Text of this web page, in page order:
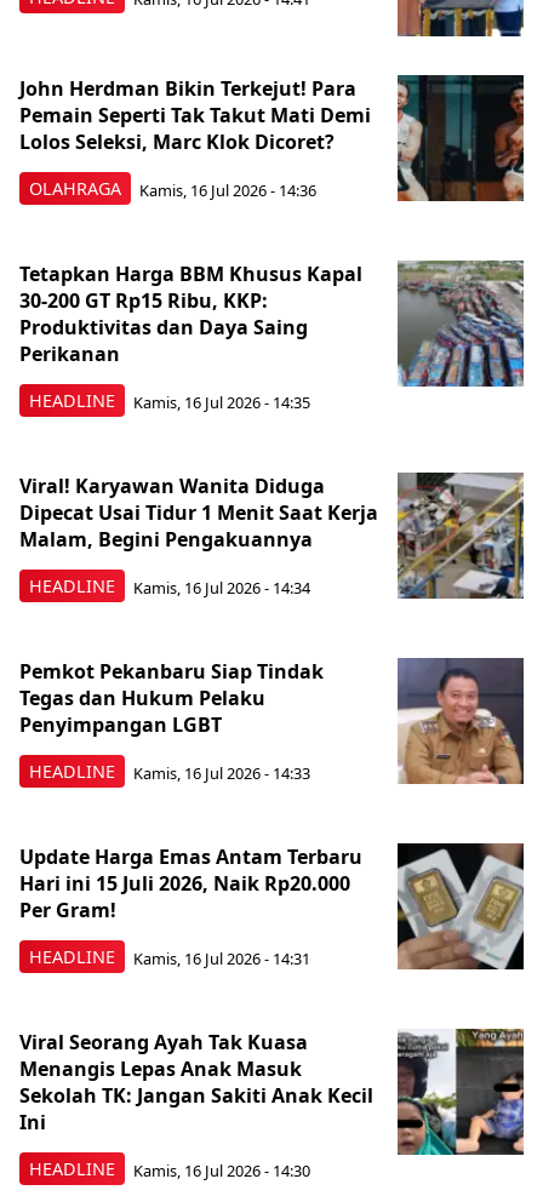
OLAHRAGA
John Herdman Bikin Terkejut! Para
Pemain Seperti Tak Takut Mati Demi
Lolos Seleksi, Marc Klok Dicoret?
Kamis, 16 Jul 2026 - 14:36
HEADLINE
Tetapkan Harga BBM Khusus Kapal
30-200 GT Rp15 Ribu, KKP:
Produktivitas dan Daya Saing
Perikanan
Kamis, 16 Jul 2026 - 14:35
HEADLINE
Viral! Karyawan Wanita Diduga
Dipecat Usai Tidur 1 Menit Saat Kerja
Malam, Begini Pengakuannya
Kamis, 16 Jul 2026 - 14:34
HEADLINE
Pemkot Pekanbaru Siap Tindak
Tegas dan Hukum Pelaku
Penyimpangan LGBT
Kamis, 16 Jul 2026 - 14:33
HEADLINE
Update Harga Emas Antam Terbaru
Hari ini 15 Juli 2026, Naik Rp20.000
Per Gram!
Kamis, 16 Jul 2026 - 14:31
HEADLINE
Viral Seorang Ayah Tak Kuasa
Menangis Lepas Anak Masuk
Sekolah TK: Jangan Sakiti Anak Kecil
Ini
Kamis, 16 Jul 2026 - 14:30